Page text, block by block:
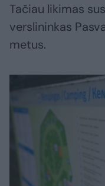
Tačiau likimas
verslininkas
metus.